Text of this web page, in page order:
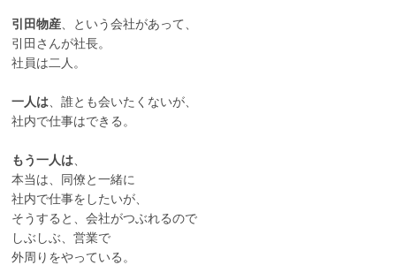
引田物産 、という会社があって、
引田さんが社長。
社員は二人。
一人は 、誰とも会いたくないが、
社内で仕事はできる。
もう一人は
本当は、同僚と一緒に
社内で仕事をしたいが、
そうすると、会社がつぶれるので
しぶしぶ、営業で
外周りをやっている。